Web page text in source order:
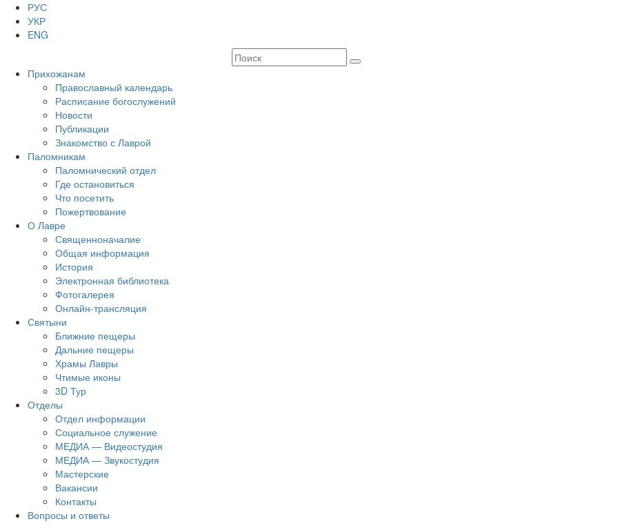
РУС
УКР
ENG
Прихожанам
Православный календарь
Расписание богослужений
Новости
Публикации
Знакомство с Лаврой
Паломникам
Паломнический отдел
Где остановиться
Что посетить
Пожертвование
О Лавре
Священноначалие
Общая информация
История
Электронная библиотека
Фотогалерея
Онлайн-трансляция
Святыни
Ближние пещеры
Дальние пещеры
Храмы Лавры
Чтимые иконы
3D Тур
Отделы
Отдел информации
Социальное служение
МЕДИА — Видеостудия
МЕДИА — Звукостудия
Мастерские
Вакансии
Контакты
Вопросы и ответы